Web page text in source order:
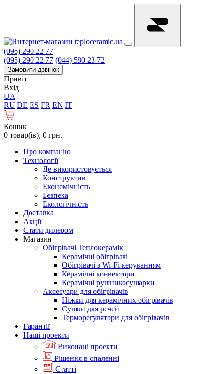
(096) 290 22 77
(095) 290 22 77 (044) 580 23 72
Замовити дзвінок
Привіт
Вхід
UA
RU DE ES FR EN IT
Кошик
0 товар(ів), 0 грн.
Про компанію
Технології
Де використовується
Конструктив
Економічність
Безпека
Екологічність
Доставка
Акції
Стати дилером
Магазин
Обігрівачі Теплокерамік
Керамічні обігрівачі
Обігрівачі з Wi-Fi керуванням
Керамічні конвектори
Керамічні рушникосушарки
Аксесуари для обігрівачів
Ніжки для керамічних обігрівачів
Сушки для речей
Терморегулятори для обігрівачів
Гарантії
Нашi проекти
Виконані проекти
Рішення в опаленні
Статті